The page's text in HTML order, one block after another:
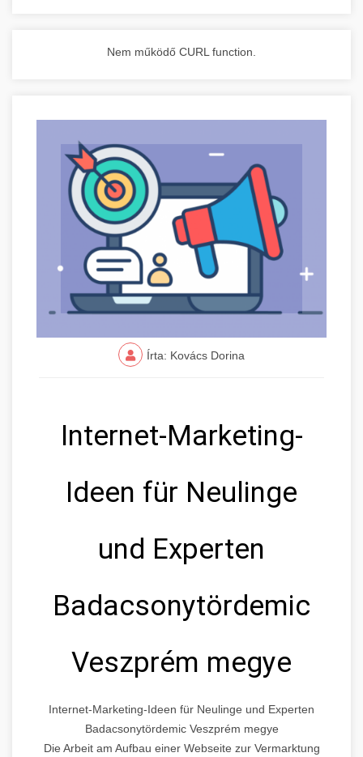
Nem működő CURL function.
Írta: Kovács Dorina
Internet-Marketing-
Ideen für Neulinge
und Experten
Badacsonytördemic
Veszprém megye
Internet-Marketing-Ideen für Neulinge und Experten
Badacsonytördemic Veszprém megye
Die Arbeit am Aufbau einer Webseite zur Vermarktung